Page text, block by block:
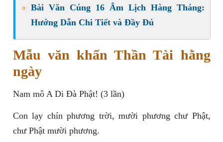
Bài Văn Cúng 16 Âm Lịch Hàng Tháng:
Hướng Dẫn Chi Tiết và Đầy Đủ
Mẫu văn khấn Thần Tài hằng
ngày
Nam mô A Di Đà Phật! (3 lần)
Con lạy chín phương trời, mười phương chư Phật,
chư Phật mười phương.